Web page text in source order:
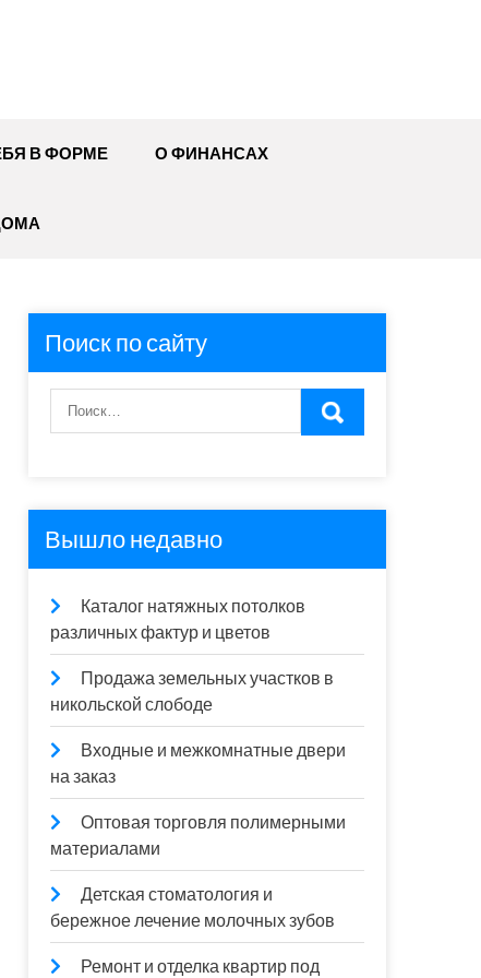
В ФОРМЕ О ФИНАНСАХ
Поиск по сайту
Вышло недавно
Каталог натяжных потолков
различных фактур и цветов
Продажа земельных участков в
никольской слободе
Входные и межкомнатные двери
на заказ
Оптовая торговля полимерными
материалами
Детская стоматология и
бережное лечение молочных зубов
Ремонт и отделка квартир под